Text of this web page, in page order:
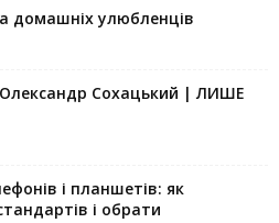
домашніх улюбленців
Сохацький | ЛИШЕ
і планшетів: як
і обрати